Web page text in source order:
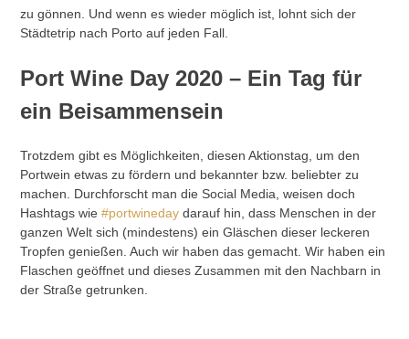
zu gönnen. Und wenn es wieder möglich ist, lohnt sich der
Städtetrip nach Porto auf jeden Fall.
Port Wine Day 2020 – Ein Tag für
ein Beisammensein
Trotzdem gibt es Möglichkeiten, diesen Aktionstag, um den
Portwein etwas zu fördern und bekannter bzw. beliebter zu
machen. Durchforscht man die Social Media, weisen doch
Hashtags wie#portwineday darauf hin, dass Menschen in der
ganzen Welt sich (mindestens) ein Gläschen dieser leckeren
Tropfen genießen. Auch wir haben das gemacht. Wir haben ein
Flaschen geöffnet und dieses Zusammen mit den Nachbarn in
der Straße getrunken.